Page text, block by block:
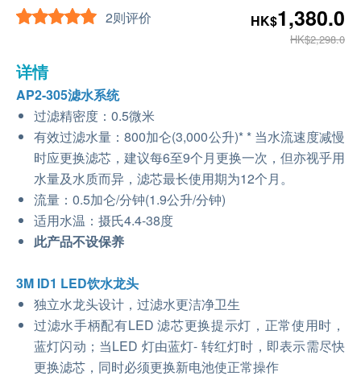
2则评价 HK$1,380.0
HK$2,298.0
详情
AP2-305滤水系统
过滤精密度：0.5微米
有效过滤水量：800加仑(3,000公升)* * 当水流速度减慢
时应更换滤芯，建议每6至9个月更换一次，但亦视乎用
水量及水质而异，滤芯最长使用期为12个月。
流量：0.5加仑/分钟(1.9公升/分钟)
适用水温：摄氏4.4-38度
此产品不设保养
3M ID1 LED饮水龙头
独立水龙头设计，过滤水更洁净卫生
过滤水手柄配有LED 滤芯更换提示灯，正常使用时，
蓝灯闪动；当LED 灯由蓝灯- 转红灯时，即表示需尽快
更换滤芯，同时必须更换新电池使正常操作